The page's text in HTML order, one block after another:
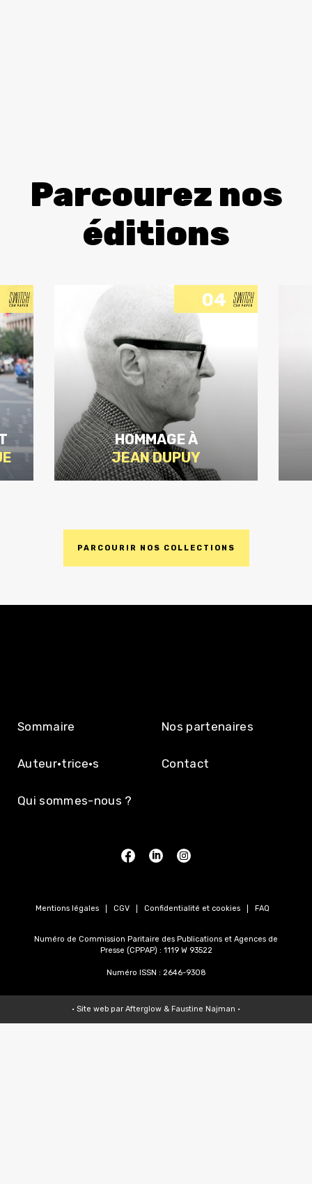
Parcourez nos
éditions
04
HOMMAGE À
JEAN DUPUY
PARCOURIR NOS COLLECTIONS
Sommaire
Auteur·trice·s
Qui sommes-nous ?
Nos partenaires
Contact
Mentions légales CGV Confidentialité et cookies FAQ
Numéro de Commission Paritaire des Publications et Agences de
Presse (CPPAP) : 1119 W 93522
Numéro ISSN : 2646-9308
• Site web par Afterglow & Faustine Najman •